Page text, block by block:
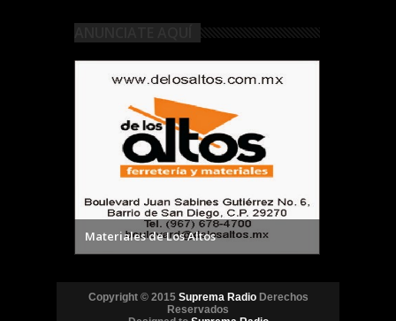
Materiales de Los Altos
Copyright © 2015 Suprema Radio Derechos
Reservados